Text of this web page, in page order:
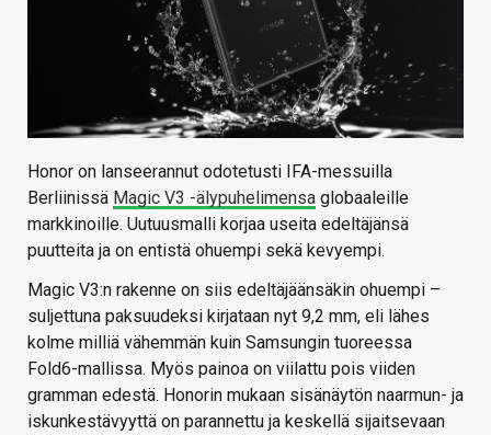
Honor on lanseerannut odotetusti IFA-messuilla
Berliinissä Magic V3 -älypuhelimensa globaaleille
markkinoille. Uutuusmalli korjaa useita edeltäjänsä
puutteita ja on entistä ohuempi sekä kevyempi.
Magic V3:n rakenne on siis edeltäjäänsäkin ohuempi –
suljettuna paksuudeksi kirjataan nyt 9,2 mm, eli lähes
kolme milliä vähemmän kuin Samsungin tuoreessa
Fold6-mallissa. Myös painoa on viilattu pois viiden
gramman edestä. Honorin mukaan sisänäytön naarmun- ja
iskunkestävyyttä on parannettu ja keskellä sijaitsevaan